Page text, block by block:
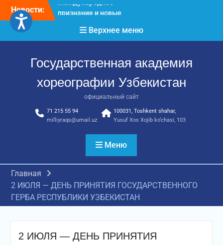
Перейти
содержимому
Новости:
Международное
признание и новые
хореографов!
Международное
признание и новые
достижения молодых
Верхнее меню
Государственная академия
хореографии Узбекистан
официальный сайт
71 215 55 94
milliyraqs@umail.uz
100031, Toshkent shahar,
Yusuf Xos Xojib ko‘chasi, 103
Меню
Главная
2 ИЮЛЯ — ДЕНЬ ПРИНЯТИЯ ГОСУДАРСТВЕННОГО
ГЕРБА РЕСПУБЛИКИ УЗБЕКИСТАН
2 ИЮЛЯ — ДЕНЬ ПРИНЯТИЯ